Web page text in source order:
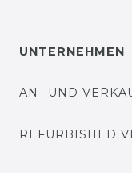
UNTERNEHMEN
AN- UND
REFURBISHED